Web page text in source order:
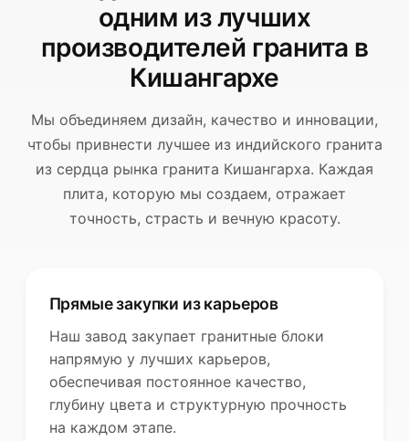
Изучите премиальный индийский гранит,
изготовленный в Кишангархе — где каждый цвет и
узор отражают искусство и мастерство природы.
Изучить ассортимент гранита
одним из лучших
производителей гранита в
Кишангархе
Мы объединяем дизайн, качество и инновации,
чтобы привнести лучшее из индийского гранита
из сердца рынка гранита Кишангарха. Каждая
плита, которую мы создаем, отражает
точность, страсть и вечную красоту.
Прямые закупки из карьеров
Наш завод закупает гранитные блоки
напрямую у лучших карьеров,
обеспечивая постоянное качество,
глубину цвета и структурную прочность
на каждом этапе.